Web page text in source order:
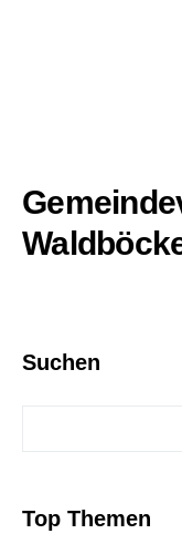
Suchen
Top Themen